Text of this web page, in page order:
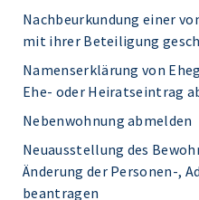
Nachbeurkundung einer
mit ihrer Beteiligung
Namenserklärung von
Ehe- oder Heiratseintrag
Nebenwohnung abmelden
Neuausstellung des
Änderung der Personen-,
beantragen